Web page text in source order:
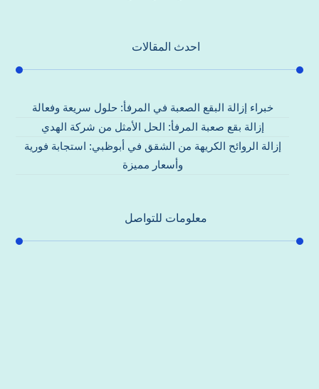
احدث المقالات
خبراء إزالة البقع الصعبة في المرفأ: حلول سريعة وفعالة
إزالة بقع صعبة المرفأ: الحل الأمثل من شركة الهدي
إزالة الروائح الكريهة من الشقق في أبوظبي: استجابة فورية
وأسعار مميزة
معلومات للتواصل